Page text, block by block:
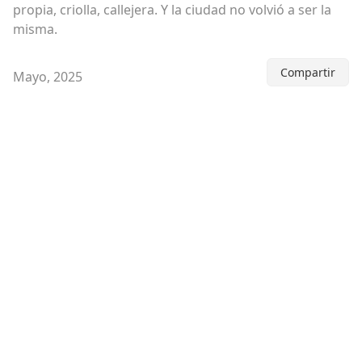
propia, criolla, callejera. Y la ciudad no volvió a ser la
misma.
Mayo, 2025 Compartir